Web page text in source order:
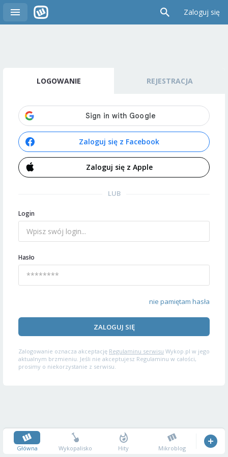
Zaloguj się
LOGOWANIE REJESTRACJA
Zaloguj się z Facebook
Zaloguj się z Apple
LUB
Login
Hasło
nie pamiętam hasła
ZALOGUJ SIĘ
Zalogowanie oznacza akceptację Regulaminu serwisu Wykop.pl w jego
aktualnym brzmieniu. Jeśli nie akceptujesz Regulaminu w całości,
prosimy o niekorzystanie z serwisu.
Główna Wykopalisko Hity Mikroblog